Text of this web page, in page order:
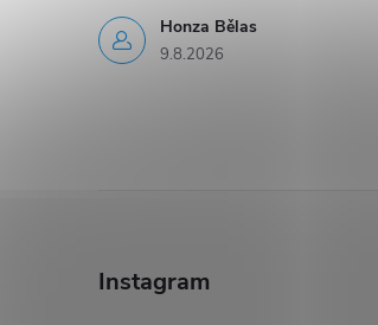
Honza Bělas
9.8.2026
Instagram